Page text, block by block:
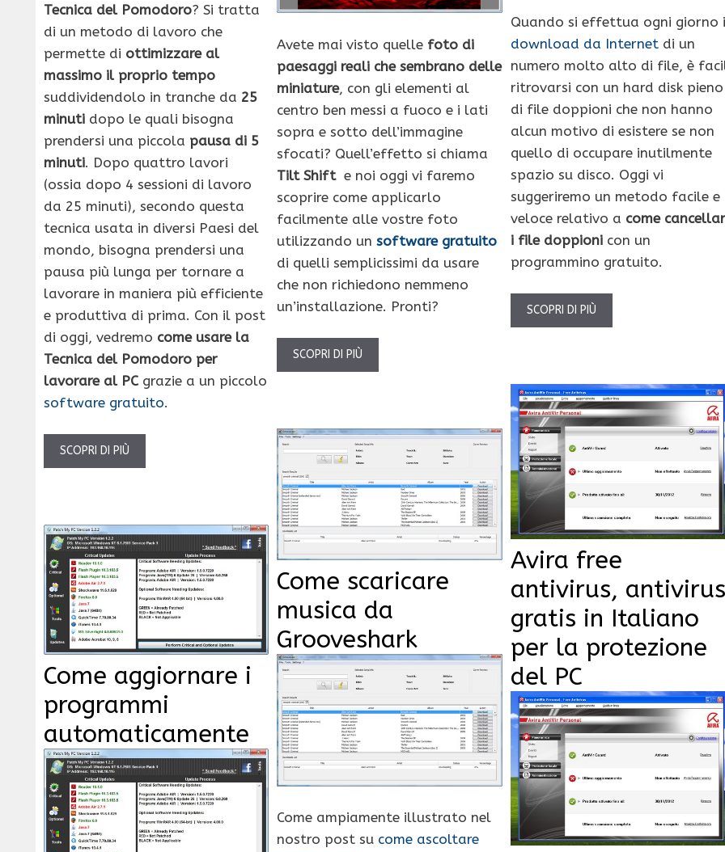
Tecnica del Pomodoro? Si tratta
di un metodo di lavoro che
permette di ottimizzare al
massimo il proprio tempo
suddividendolo in tranche da 25
minuti dopo le quali bisogna
prendersi una piccola pausa di 5
minuti. Dopo quattro lavori
(ossia dopo 4 sessioni di lavoro
da 25 minuti), secondo questa
tecnica usata in diversi Paesi del
mondo, bisogna prendersi una
pausa più lunga per tornare a
lavorare in maniera più efficiente
e produttiva di prima. Con il post
di oggi, vedremo come usare la
Tecnica del Pomodoro per
lavorare al PC grazie a un piccolo
software gratuito.
SCOPRI DI PIÙ
Avete mai visto quelle foto di
paesaggi reali che sembrano delle
miniature, con gli elementi al
centro ben messi a fuoco e i lati
sopra e sotto dell’immagine
sfocati? Quell’effetto si chiama
Tilt Shifte noi oggi vi faremo
scoprire come applicarlo
facilmente alle vostre foto
utilizzando unsoftware gratuito
di quelli semplicissimi da usare
che non richiedono nemmeno
un’installazione. Pronti?
SCOPRI DI PIÙ
Quando si effettua ogni giorno
download da Internetdi un
numero molto alto di file, è
ritrovarsi con un hard disk pieno
di file doppioni che non hanno
alcun motivo di esistere se non
quello di occupare inutilmente
spazio su disco. Oggi vi
suggeriremo un metodo facile e
veloce relativo a come
i file doppionicon un
programmino gratuito.
SCOPRI DI PIÙ
Avira free
antivirus, antivirus
gratis in Italiano
per la protezione
del PC
Come scaricare
musica da
Grooveshark
Come ampiamente illustrato nel
nostro post su come ascoltare
Come aggiornare i
programmi
automaticamente